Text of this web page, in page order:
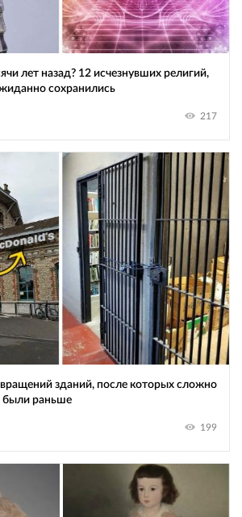
лет назад? 12 исчезнувших религий,
сохранились
217
зданий, после которых сложно
были раньше
199